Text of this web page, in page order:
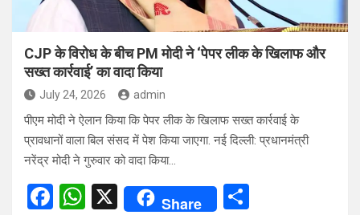
CJP के विरोध के बीच PM मोदी ने ‘पेपर लीक के खिलाफ और
सख्त कार्रवाई’ का वादा किया
July 24, 2026 admin
पीएम मोदी ने ऐलान किया कि पेपर लीक के खिलाफ सख्त कार्रवाई के
प्रावधानों वाला बिल संसद में पेश किया जाएगा. नई दिल्ली: प्रधानमंत्री
नरेंद्र मोदी ने गुरुवार को वादा किया…
F
W X Share